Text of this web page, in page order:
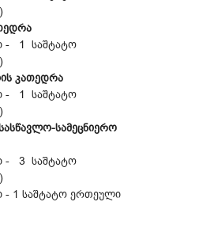
- 1 საშტატო
კათედრა
- 1 საშტატო
სამეცნიერო
- 3 საშტატო
1 საშტატო ერთეული